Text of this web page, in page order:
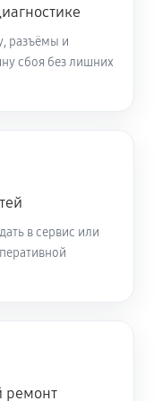
Canon EOS R5
разъёмы и
сбоя без лишних
в сервис или
ремонт